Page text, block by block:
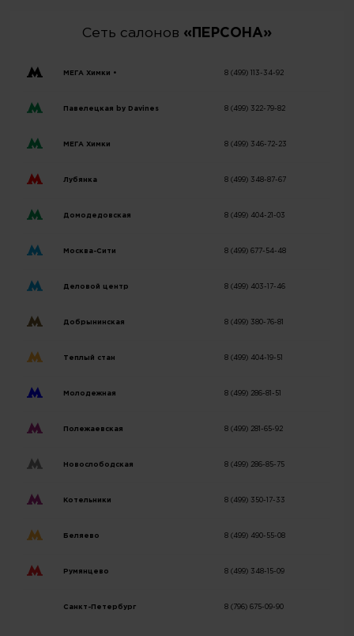
Сеть салонов «ПЕРСОНА»
МЕГА Химки • 8 (499) 113-34-92
Павелецкая by Davines 8 (499) 322-79-82
МЕГА Химки 8 (499) 346-72-23
Лубянка 8 (499) 348-87-67
Домодедовская 8 (499) 404-21-03
Москва-Сити 8 (499) 677-54-48
Деловой центр 8 (499) 403-17-46
Добрынинская 8 (499) 380-76-81
Теплый стан 8 (499) 404-19-51
Молодежная 8 (499) 286-81-51
Полежаевская 8 (499) 281-65-92
Новослободская 8 (499) 286-85-75
Котельники 8 (499) 350-17-33
Беляево 8 (499) 490-55-08
Румянцево 8 (499) 348-15-09
Санкт-Петербург 8 (796) 675-09-90